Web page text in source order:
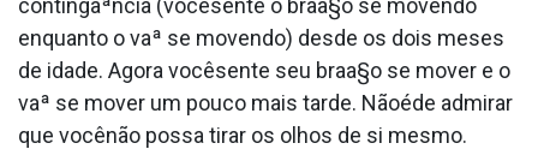
enquanto o vaª se movendo) desde os dois meses
de idade. Agora vocêsente seu braa§o se mover e o
vaª se mover um pouco mais tarde. Nãoéde admirar
que vocênão possa tirar os olhos de si mesmo.